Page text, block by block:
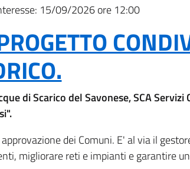
15/09/2026 ore 12:00
di Scarico del Savonese, SCA
dei Comuni. E' al via il
migliorare reti e impianti e garantire